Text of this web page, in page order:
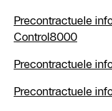
Precontractuele
Control8000
Precontractuele
Precontractuele